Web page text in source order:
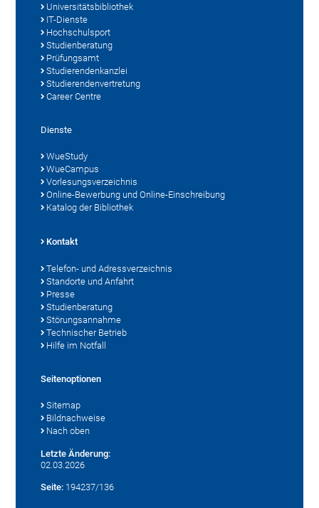
Universitätsbibliothek
IT-Dienste
Hochschulsport
Studienberatung
Prüfungsamt
Studierendenkanzlei
Studierendenvertretung
Career Centre
Dienste
WueStudy
WueCampus
Vorlesungsverzeichnis
Online-Bewerbung und Online-Einschreibung
Katalog der Bibliothek
Kontakt
Telefon- und Adressverzeichnis
Standorte und Anfahrt
Presse
Studienberatung
Störungsannahme
Technischer Betrieb
Hilfe im Notfall
Seitenoptionen
Sitemap
Bildnachweise
Nach oben
Letzte Änderung:
02.03.2026
Seite: 194237/136